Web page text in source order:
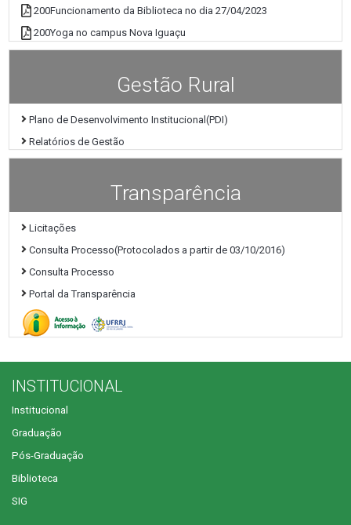
200Funcionamento da Biblioteca no dia 27/04/2023
200Yoga no campus Nova Iguaçu
Gestão Rural
Plano de Desenvolvimento Institucional(PDI)
Relatórios de Gestão
Transparência
Licitações
Consulta Processo(Protocolados a partir de 03/10/2016)
Consulta Processo
Portal da Transparência
INSTITUCIONAL
Institucional
Graduação
Pós-Graduação
Biblioteca
SIG